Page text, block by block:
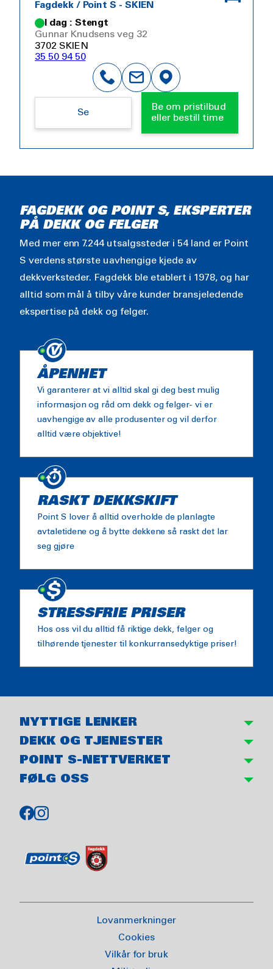
Fagdekk / Point S - SKIEN
I dag : Stengt
Gunnar Knudsens veg 32
3702 SKIEN
35 50 94 50
Se
Be om pristilbud
eller bestill time
FAGDEKK OG POINT S, EKSPERTER
PÅ DEKK OG FELGER
Med mer enn 7.244 utsalgssteder i 54 land er Point
S verdens største uavhengige kjede av
dekkverksteder. Fagdekk ble etablert i 1978, og har
alltid som mål å tilby våre kunder bransjeledende
ekspertise på dekk og felger.
ÅPENHET
Vi garanterer at vi alltid skal gi deg best mulig
informasjon og råd om dekk og felger- vi er
uavhengige av alle produsenter og vil derfor
alltid være objektive!
RASKT DEKKSKIFT
Point S lover å alltid overholde de planlagte
avtaletidene og å bytte dekkene så raskt det lar
seg gjøre
STRESSFRIE PRISER
Hos oss vil du alltid få riktige dekk, felger og
tilhørende tjenester til konkurransedyktige priser!
NYTTIGE LENKER
DEKK OG TJENESTER
POINT S-NETTVERKET
FØLG OSS
Lovanmerkninger
Cookies
Vilkår for bruk